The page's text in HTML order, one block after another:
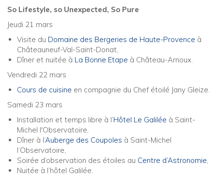
So Lifestyle, so Unexpected, So Pure
Jeudi 21 mars
Visite du Domaine des Bergeries de Haute-Provence à
Châteauneuf-Val-Saint-Donat,
Dîner et nuitée à La Bonne Etape à Château-Arnoux.
Vendredi 22 mars
Cours de cuisine en compagnie du Chef étoilé Jany Gleize.
Samedi 23 mars
Installation et temps libre à l’Hôtel Le Galilée à Saint-
Michel l'Observatoire,
Dîner à l’Auberge des Coupoles à Saint-Michel
l’Observatoire,
Soirée d’observation des étoiles au Centre d’Astronomie,
Nuitée à l’hôtel Galilée.